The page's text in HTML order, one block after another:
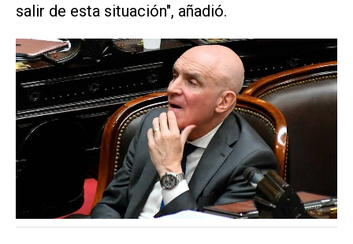
salir de esta situación", añadió.